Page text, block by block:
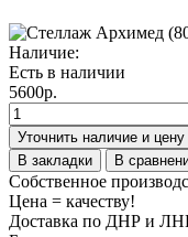
Наличие:
Есть в наличии
5600р.
Уточнить наличие и цену
В закладки
В
Собственное
Цена = качеству!
Доставка по ДНР и